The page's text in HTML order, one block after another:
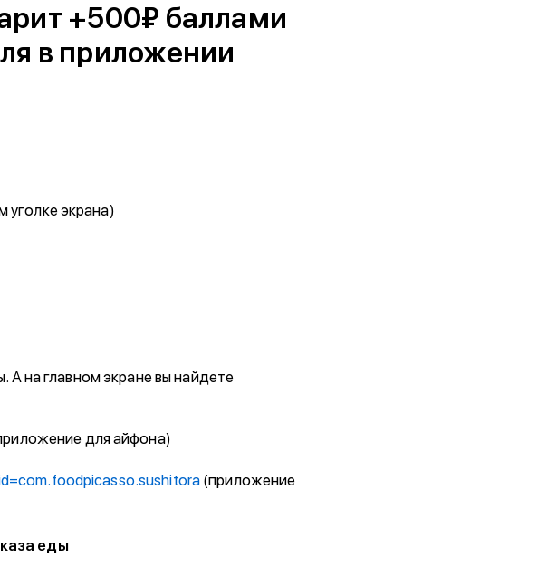
+500₽ баллами
в приложении
уголке экрана)
А на главном экране вы найдете
для айфона)
(приложение
еды